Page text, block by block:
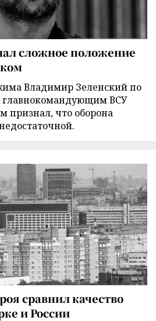
сложное положение
Владимир Зеленский по
главнокомандующим ВСУ
что оборона
сравнил качество
и России